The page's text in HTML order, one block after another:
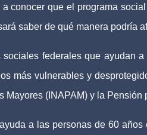
conocer que el programa
saber de qué manera podría
sociales federales que ayudan
más vulnerables y
Mayores (INAPAM) y la Pensión
a las personas de 60